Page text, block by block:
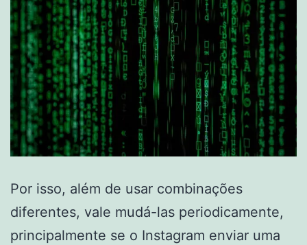
Por isso, além de usar combinações
diferentes, vale mudá-las periodicamente,
principalmente se o Instagram enviar uma